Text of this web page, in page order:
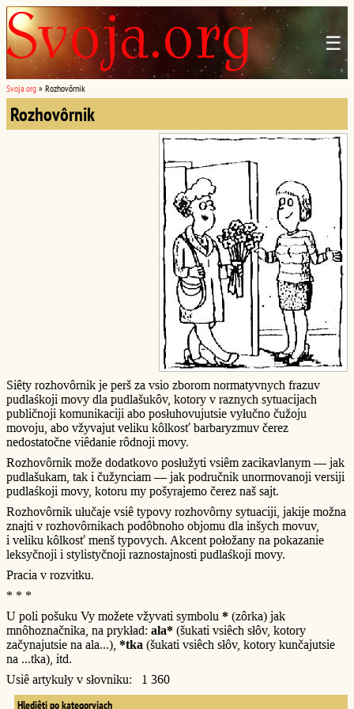
☰
Svoja.org » Rozhovôrnik
Rozhovôrnik
Siêty rozhovôrnik je perš za vsio zborom normatyvnych frazuv
pudlaśkoji movy dla pudlašukôv, kotory v raznych sytuacijach
publičnoji komunikaciji abo posłuhovujutsie vyłučno čužoju
movoju, abo vžyvajut veliku kôlkosť barbaryzmuv čerez
nedostatočne viêdanie rôdnoji movy.
Rozhovôrnik može dodatkovo posłužyti vsiêm zacikavlanym — jak
pudlašukam, tak i čužynciam — jak područnik unormovanoji versiji
pudlaśkoji movy, kotoru my pošyrajemo čerez naš sajt.
Rozhovôrnik ułučaje vsiê typovy rozhovôrny sytuaciji, jakije možna
znajti v rozhovôrnikach podôbnoho objomu dla inšych movuv,
i veliku kôlkosť menš typovych. Akcent połožany na pokazanie
leksyčnoji i stylistyčnoji raznostajnosti pudlaśkoji movy.
Pracia v rozvitku.
* * *
U poli pošuku Vy možete vžyvati symbolu * (zôrka) jak
mnôhoznačnika, na prykład: ala* (šukati vsiêch słôv, kotory
začynajutsie na ala...), *tka (šukati vsiêch słôv, kotory kunčajutsie
na ...tka), itd.
Usiê artykuły v słovniku: 1 360
Hlediêti po kategoryjach